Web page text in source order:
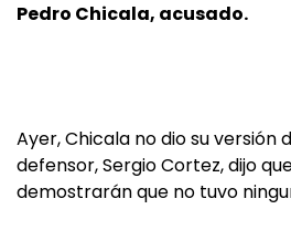
Pedro Chicala, acusado.
Ayer, Chicala no dio su versión
defensor, Sergio Cortez, dijo
demostrarán que no tuvo